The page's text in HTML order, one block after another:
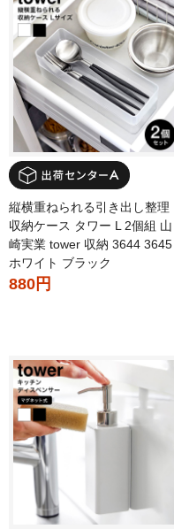
縦横重ねられる引き出し整理
収納ケース タワー L 2個組 山
崎実業 tower 収納 3644 3645
ホワイト ブラック
880円